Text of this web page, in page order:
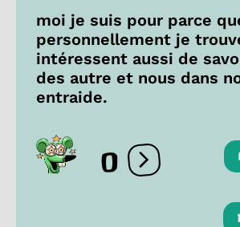
moi je suis pour parce
personnellement je
intéressent aussi de
des autre et nous dans
entraide.
0 Ouvrir les